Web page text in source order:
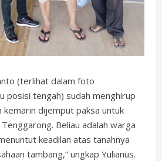
(terlihat dalam foto
posisi tengah) sudah menghirup
dijemput paksa untuk
Beliau adalah warga
keadilan atas tanahnya
tambang,” ungkap Yulianus.